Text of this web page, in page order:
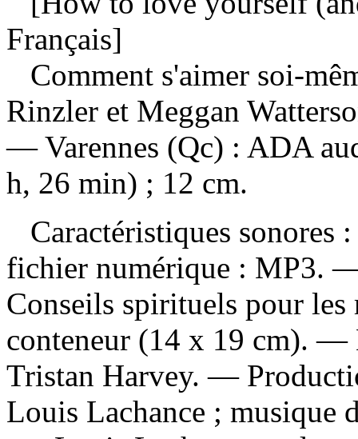
Français]
Comment s'aimer soi-
Rinzler et Meggan
— Varennes (Qc) : ADA
h, 26 min) ; 12 cm.
Caractéristiques sonores
fichier numérique : MP3.
Conseils spirituels pour
conteneur (14 x 19 cm). —
Tristan Harvey. —
Louis Lachance ; musique